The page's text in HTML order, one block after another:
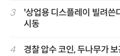
3
'상업용 디스플레이 빌려
시동
4 경찰 압수 코인, 두나무가